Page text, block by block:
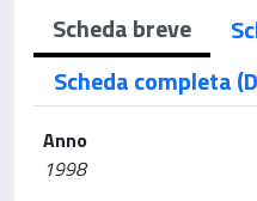
Scheda breve
Scheda completa
Anno
1998